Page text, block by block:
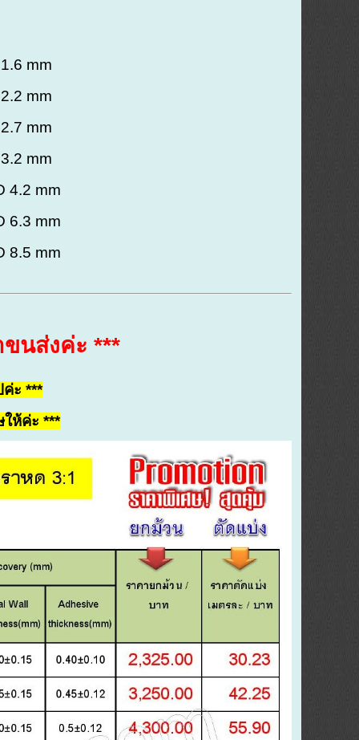
mm
mm
mm
mm
4.2 mm
6.3 mm
8.5 mm
นส่งค่ะ ***
ะ ***
ห้ค่ะ ***